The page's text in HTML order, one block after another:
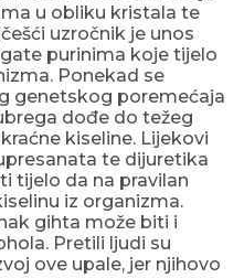
u obliku kristala te
uzročnik je unos
purinima koje tijelo
Ponekad se
genetskog poremećaja
dođe do težeg
kiseline. Lijekovi
te dijuretika
tijelo da na pravilan
iz organizma.
gihta može biti i
Pretili ljudi su
ove upale, jer njihovo